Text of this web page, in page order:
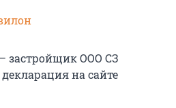
застройщик ООО СЗ
на сайте